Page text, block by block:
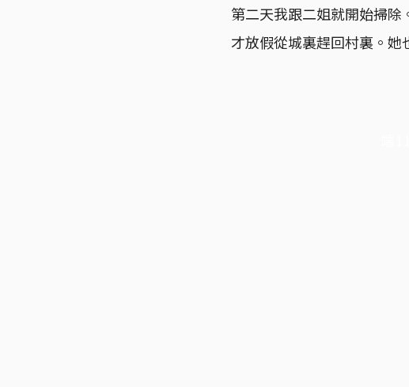
第二天我跟二姐就開始掃
才放假從城裏趕回村裏。她